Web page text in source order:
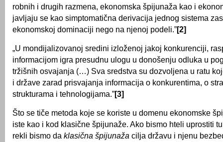
robnih i drugih razmena, ekonomska špijunaža kao i
javljaju se kao simptomatična derivacija jednog sistema
ekonomskoj dominaciji nego na njenoj podeli.”[2]
„U mondijalizovanoj sredini izloženoj jakoj konkurenciji,
informacijom igra presudnu ulogu u donošenju odluka u
tržišnih osvajanja (…) Sva sredstva su dozvoljena u ratu
i države zarad prisvajanja informacija o konkurentima, o
strukturama i tehnologijama.”[3]
Što se tiče metoda koje se koriste u domenu ekonomske
iste kao i kod klasične špijunaže. Ako bismo hteli uprostiti
rekli bismo da klasična špijunaža cilja državu i njenu